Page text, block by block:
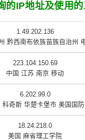
的IP地址及使用
1.49.202.136
黔西南布依族苗族自治州
223.104.150.69
中国 江苏 南京 移动
6.202.99.0
科奇斯 华楚卡堡市 美国国
18.24.218.0
美国 麻省理工学院